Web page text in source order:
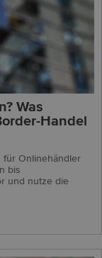
Was
Handel
für Onlinehändler
bis
und nutze die